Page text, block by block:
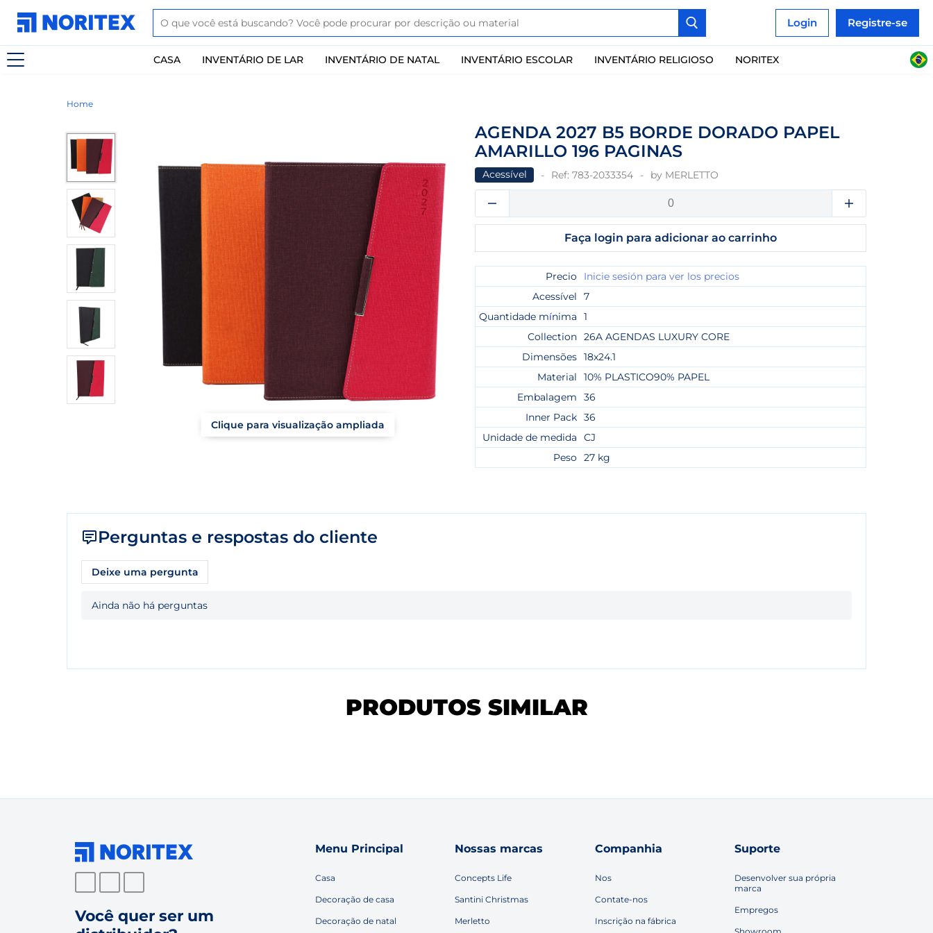
Login Registre-se
CASA INVENTÁRIO DE LAR INVENTÁRIO DE NATAL INVENTÁRIO ESCOLAR INVENTÁRIO RELIGIOSO NORITEX
Home
Clique para visualização ampliada
AGENDA 2027 B5 BORDE DORADO PAPEL
AMARILLO 196 PAGINAS
Acessível Ref: 783-2033354 by MERLETTO
Faça login para adicionar ao carrinho
Precio
Inicie sesión para ver los precios
Acessível
7
Quantidade mínima
1
Collection 26A AGENDAS LUXURY CORE
Dimensões 18x24.1
Material
10% PLASTICO90% PAPEL
Embalagem
36
Inner Pack 36
Unidade de medida
CJ
Peso 27 kg
Perguntas e respostas do cliente
Deixe uma pergunta
Ainda não há perguntas
PRODUTOS SIMILAR
Você quer ser um
Menu Principal
Casa
Decoração de casa
Decoração de natal
Nossas marcas
Concepts Life
Santini Christmas
Merletto
Companhia
Nos
Contate-nos
Inscrição na fábrica
Suporte
Desenvolver sua própria
marca
Empregos